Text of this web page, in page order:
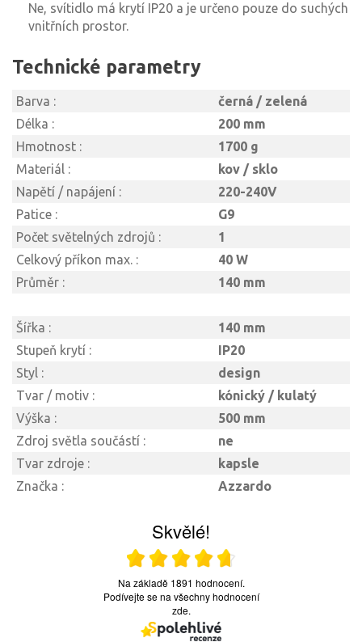
Ne, svítidlo má krytí IP20 a je určeno pouze do suchých
vnitřních prostor.
Technické parametry
Barva :
černá / zelená
Délka :
200 mm
Hmotnost :
1700 g
Materiál :
kov / sklo
Napětí / napájení :
220-240V
Patice :
G9
Počet světelných zdrojů :
1
Celkový příkon max. :
40 W
Průměr :
140 mm
Šířka :
140 mm
Stupeň krytí :
IP20
Styl :
design
Tvar / motiv :
kónický / kulatý
Výška :
500 mm
Zdroj světla součástí :
ne
Tvar zdroje :
kapsle
Značka :
Azzardo